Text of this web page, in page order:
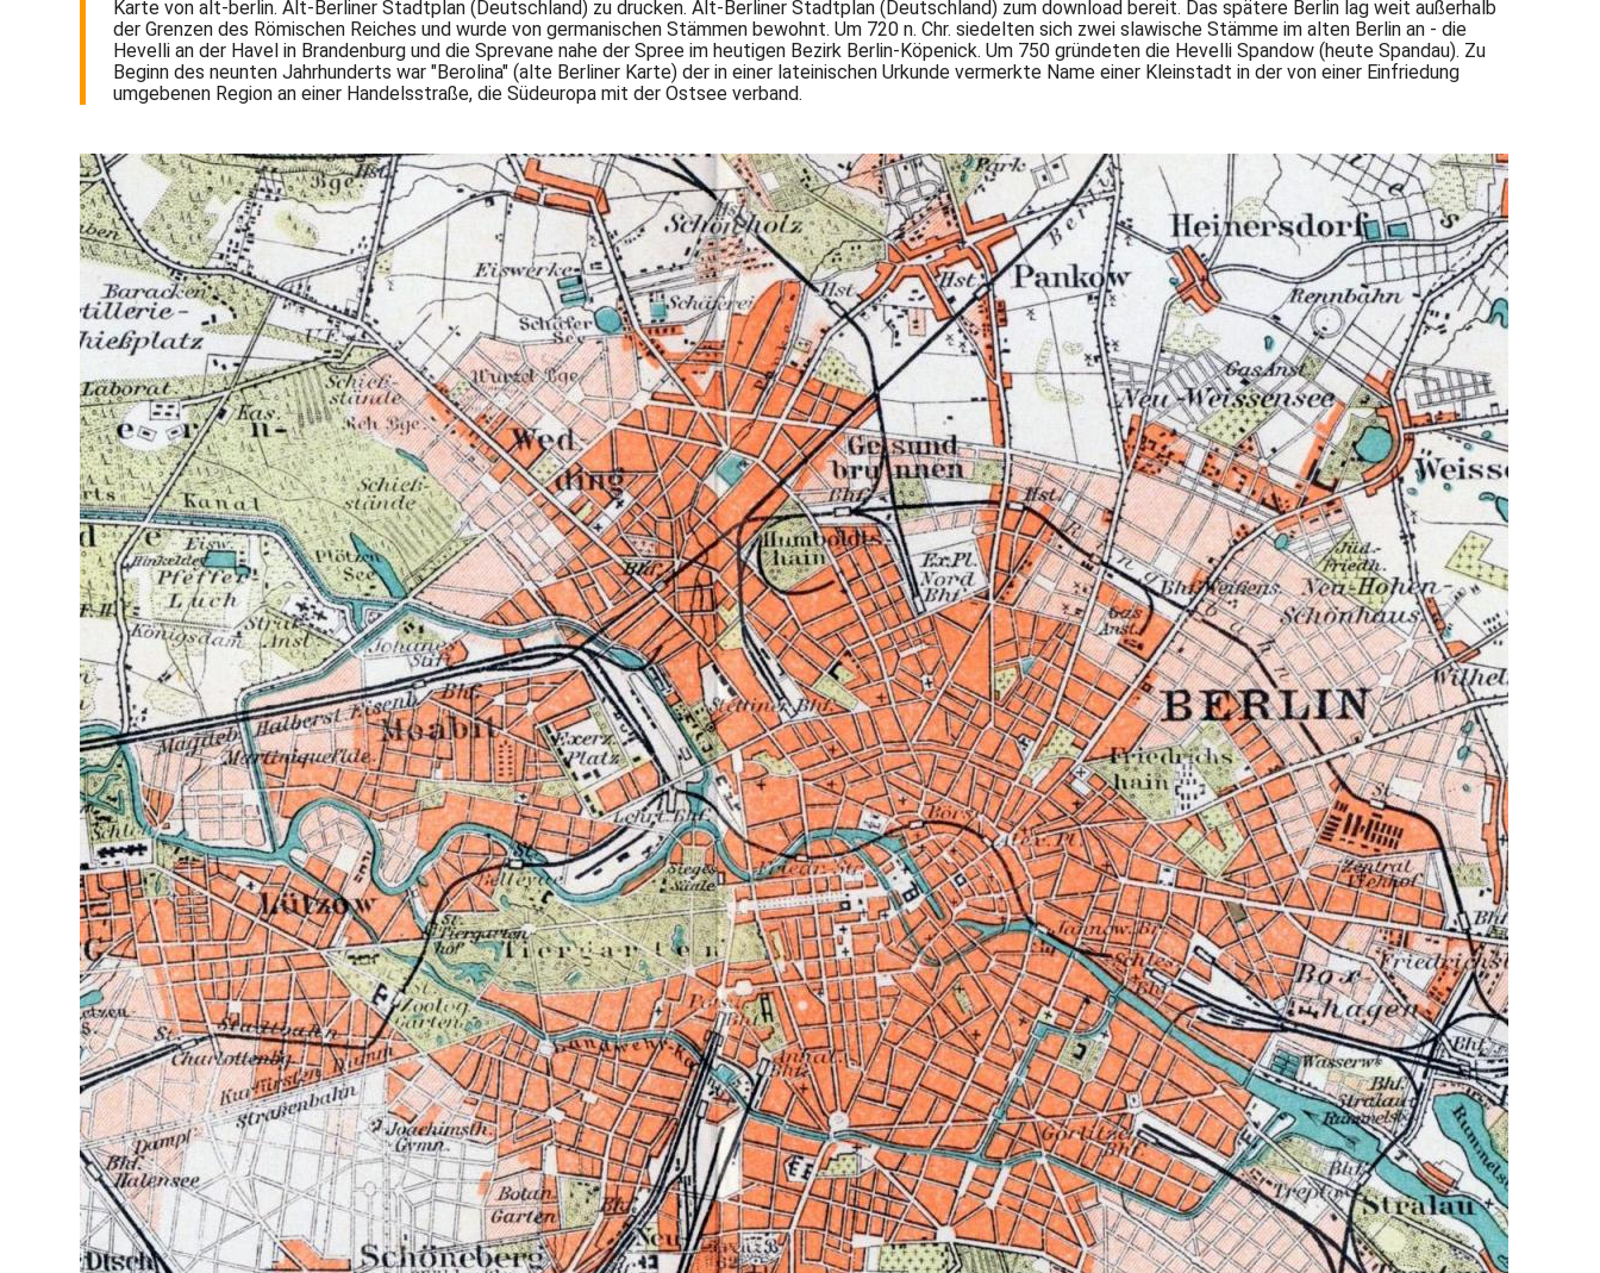
Karte von alt-berlin. Alt-Berliner Stadtplan (Deutschland) zu drucken. Alt-Berliner Stadtplan (Deutschland) zum download bereit. Das spätere Berlin lag weit außerhalb
der Grenzen des Römischen Reiches und wurde von germanischen Stämmen bewohnt. Um 720 n. Chr. siedelten sich zwei slawische Stämme im alten Berlin an - die
Hevelli an der Havel in Brandenburg und die Sprevane nahe der Spree im heutigen Bezirk Berlin-Köpenick. Um 750 gründeten die Hevelli Spandow (heute Spandau). Zu
Beginn des neunten Jahrhunderts war "Berolina" (alte Berliner Karte) der in einer lateinischen Urkunde vermerkte Name einer Kleinstadt in der von einer Einfriedung
umgebenen Region an einer Handelsstraße, die Südeuropa mit der Ostsee verband.